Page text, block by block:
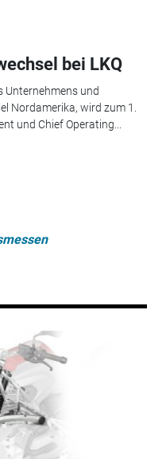
bei LKQ
Unternehmens und
Nordamerika, wird zum 1.
und Chief Operating...